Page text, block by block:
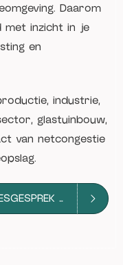
Daarom
met inzicht in je
en
industrie,
glastuinbouw,
van netcongestie
VRAAG EEN VRIJBLIJVEND ADVIESGESPREK AAN